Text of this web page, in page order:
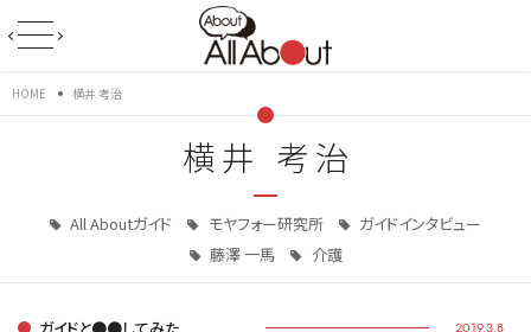
HOME 横井 考治
横井 考治
All Aboutガイド モヤフォー研究所
ガイドインタビュー
藤澤 一馬
介護
2019.3.8